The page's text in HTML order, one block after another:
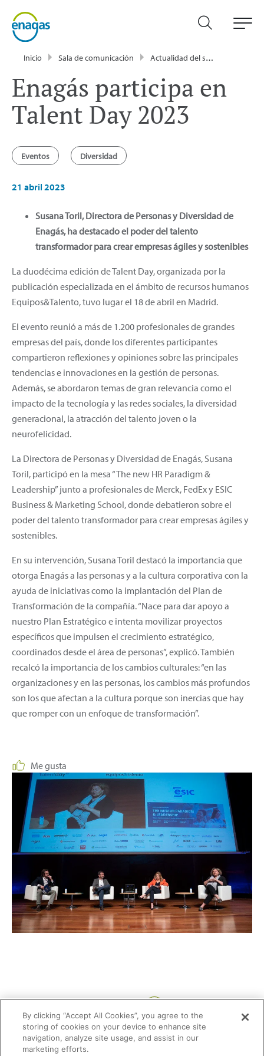
Inicio Sala de comunicación Actualidad del sector energético - Enagás
Enagás participa en
Talent Day 2023
Eventos Diversidad
21 abril 2023
Susana Toril, Directora de Personas y Diversidad de
Enagás, ha destacado el poder del talento
transformador para crear empresas ágiles y sostenibles
La duodécima edición de Talent Day, organizada por la
publicación especializada en el ámbito de recursos humanos
Equipos&Talento, tuvo lugar el 18 de abril en Madrid.
El evento reunió a más de 1.200 profesionales de grandes
empresas del país, donde los diferentes participantes
compartieron reflexiones y opiniones sobre las principales
tendencias e innovaciones en la gestión de personas.
Además, se abordaron temas de gran relevancia como el
impacto de la tecnología y las redes sociales, la diversidad
generacional, la atracción del talento joven o la
neurofelicidad.
La Directora de Personas y Diversidad de Enagás, Susana
Toril, participó en la mesa “The new HR Paradigm &
Leadership” junto a profesionales de Merck, FedEx y ESIC
Business & Marketing School, donde debatieron sobre el
poder del talento transformador para crear empresas ágiles y
sostenibles.
En su intervención, Susana Toril destacó la importancia que
otorga Enagás a las personas y a la cultura corporativa con la
ayuda de iniciativas como la implantación del Plan de
Transformación de la compañía. “Nace para dar apoyo a
nuestro Plan Estratégico e intenta movilizar proyectos
específicos que impulsen el crecimiento estratégico,
coordinados desde el área de personas”, explicó. También
recalcó la importancia de los cambios culturales: “en las
organizaciones y en las personas, los cambios más profundos
son los que afectan a la cultura porque son inercias que hay
que romper con un enfoque de transformación”.
Me gusta
By clicking “Accept All Cookies”, you agree to the
storing of cookies on your device to enhance site
navigation, analyze site usage, and assist in our
marketing efforts.